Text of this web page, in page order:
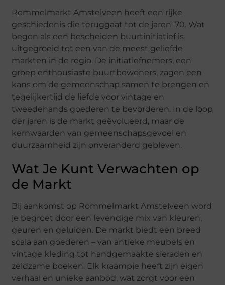
Rommelmarkt Amstelveen heeft een rijke
geschiedenis die teruggaat tot de jaren ’70. Wat
begon als een bescheiden buurtinitiatief is
uitgegroeid tot een van de meest geliefde
markten in de regio. De initiatiefnemers, een
groep enthousiaste buurtbewoners, zagen een
kans om de gemeenschap samen te brengen en
tegelijkertijd de liefde voor vintage en
tweedehands goederen te bevorderen. In de loop
der jaren is de markt geëvolueerd, maar de
kernwaarden van gemeenschapsgevoel en
duurzaamheid zijn onveranderd gebleven.
Wat Je Kunt Verwachten op
de Markt
Bij aankomst op Rommelmarkt Amstelveen word
je begroet door een levendige mix van kleuren,
geuren en geluiden. De markt biedt een breed
scala aan goederen – van antieke meubels en
vintage kleding tot handgemaakte sieraden en
zeldzame boeken. Elk kraampje heeft zijn eigen
verhaal en unieke aanbod, wat zorgt voor een